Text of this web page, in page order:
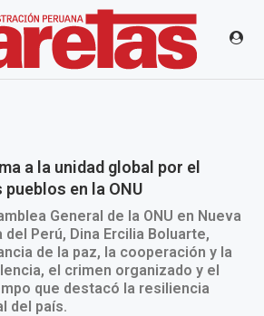
a la unidad global por el
en la ONU
General de la ONU en Nueva
Perú, Dina Ercilia Boluarte,
de la paz, la cooperación y la
el crimen organizado y el
que destacó la resiliencia
del país.